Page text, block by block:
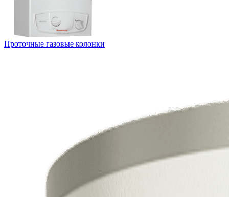
Проточные газовые колонки